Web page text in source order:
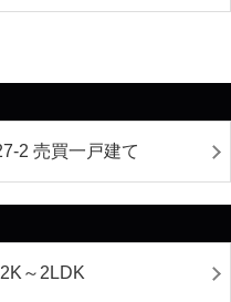
2 売買一戸建て
2K～2LDK